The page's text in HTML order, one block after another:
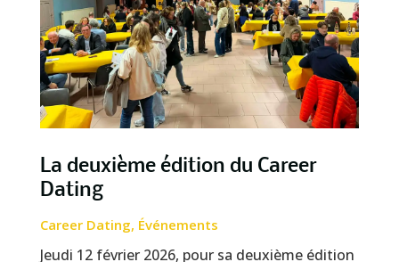
La deuxième édition du Career
Dating
Career Dating, Événements
Jeudi 12 février 2026, pour sa deuxième édition